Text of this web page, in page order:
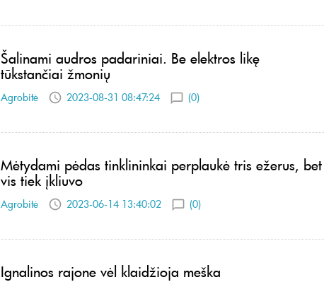
Šalinami audros padariniai. Be elektros likę
tūkstančiai žmonių
Agrobitė 2023-08-31 08:47:24 (0)
Mėtydami pėdas tinklininkai perplaukė tris ežerus, bet
vis tiek įkliuvo
Agrobitė 2023-06-14 13:40:02 (0)
Ignalinos rajone vėl klaidžioja meška